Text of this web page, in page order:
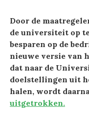
Door de
de universiteit op
besparen op de
nieuwe versie van
dat naar de
doelstellingen uit
halen, wordt
uitgetrokken.